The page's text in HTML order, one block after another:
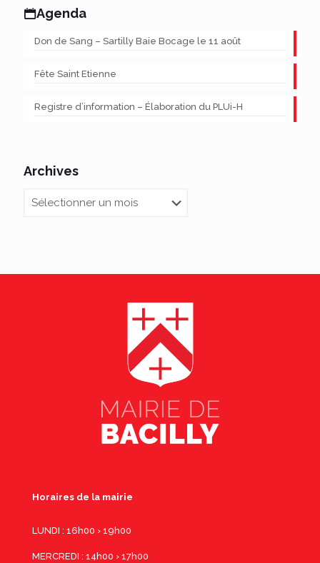
Agenda
Don de Sang – Sartilly Baie Bocage le 11 août
Fête Saint Etienne
Registre d’information – Élaboration du PLUi-H
Archives
Archives
Horaires de la mairie
LUNDI : 16h00 › 19h00
MERCREDI : 14h00 › 17h00